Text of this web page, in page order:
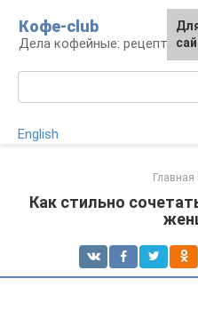
контенту
Кофе-club
Дела кофейные: рецепты и
English
Главная
Как стильно